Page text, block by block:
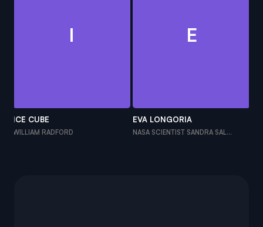
I
ICE CUBE
WILLIAM RADFORD
E
EVA LONGORIA
NASA SCIENTIST SANDRA SAL...